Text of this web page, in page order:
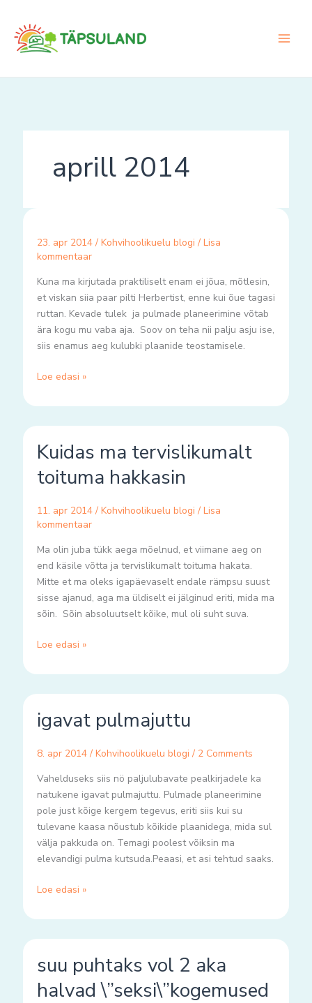
content
aprill 2014
23. apr 2014 / Kohvihoolikuelu blogi / Lisa
kommentaar
Kuna ma kirjutada praktiliselt enam ei jõua, mõtlesin,
et viskan siia paar pilti Herbertist, enne kui õue tagasi
ruttan. Kevade tulek ja pulmade planeerimine võtab
ära kogu mu vaba aja. Soov on teha nii palju asju ise,
siis enamus aeg kulubki plaanide teostamisele.
Loe edasi »
Kuidas ma tervislikumalt
toituma hakkasin
11. apr 2014 / Kohvihoolikuelu blogi / Lisa
kommentaar
Ma olin juba tükk aega mõelnud, et viimane aeg on
end käsile võtta ja tervislikumalt toituma hakata.
Mitte et ma oleks igapäevaselt endale rämpsu suust
sisse ajanud, aga ma üldiselt ei jälginud eriti, mida ma
sõin. Sõin absoluutselt kõike, mul oli suht suva.
ma
toituma
Loe edasi »
igavat pulmajuttu
8. apr 2014 / Kohvihoolikuelu blogi / 2 Comments
Vahelduseks siis nö paljulubavate pealkirjadele ka
natukene igavat pulmajuttu. Pulmade planeerimine
pole just kõige kergem tegevus, eriti siis kui su
tulevane kaasa nõustub kõikide plaanidega, mida sul
välja pakkuda on. Temagi poolest võiksin ma
elevandigi pulma kutsuda.Peaasi, et asi tehtud saaks.
pulmajuttu
Loe edasi »
suu puhtaks vol 2 aka
halvad \”seksi\”kogemused
puhtaks
2